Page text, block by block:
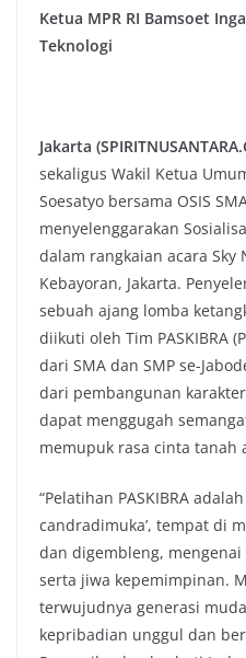
Ketua MPR RI Bamsoet
Teknologi
Jakarta
sekaligus Wakil Ketua
Soesatyo bersama OSIS
menyelenggarakan
dalam rangkaian acara Sky
Kebayoran, Jakarta.
sebuah ajang lomba
diikuti oleh Tim PASKIBRA
dari SMA dan SMP se-
dari pembangunan
dapat menggugah
memupuk rasa cinta tanah
“Pelatihan PASKIBRA
candradimuka’, tempat di
dan digembleng,
serta jiwa kepemimpinan.
terwujudnya generasi
kepribadian unggul dan